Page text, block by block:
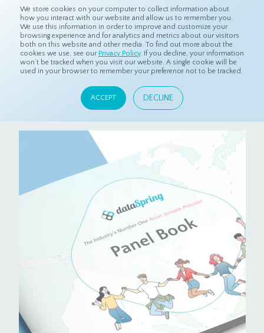
We store cookies on your computer to collect information about
how you interact with our website and allow us to remember you.
We use this information in order to improve and customize your
browsing experience and for analytics and metrics about our visitors
both on this website and other media. To find out more about the
cookies we use, see our Privacy Policy. If you decline, your information
won’t be tracked when you visit our website. A single cookie will be
used in your browser to remember your preference not to be tracked.
ACCEPT DECLINE
パネルブックをダウンロード
dataSpringパネルに関する情報はこちらからダ
ウンロードすることができます。